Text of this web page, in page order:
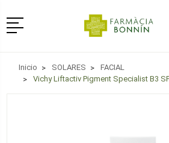
Menú
Inicio SOLARES
FACIAL
Vichy Liftactiv Pigment Specialist B3